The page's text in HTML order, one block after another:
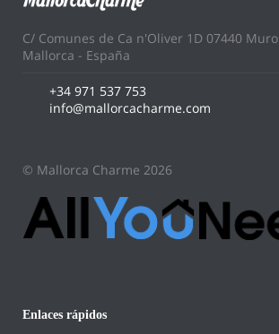
C/ Comunes de Ca n'Oliver 1D 07440 Muro
Mallorca - España
+34 971 537 753
info@mallorcacharme.com
© Mallorca Charme 2026
Enlaces rápidos